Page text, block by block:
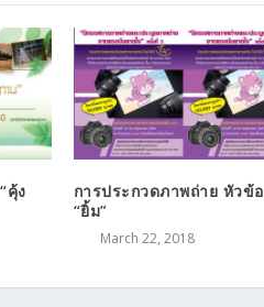
คุ้ง
การประกวดภาพถ่าย หัวข้อ
“ยิ้ม”
March 22, 2018